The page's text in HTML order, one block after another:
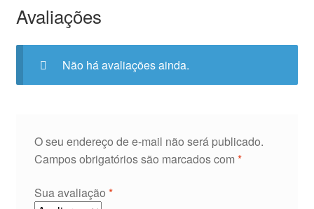
Avaliações
Não há avaliações ainda.
O seu endereço de e-mail não será publicado.
Campos obrigatórios são marcados com *
Sua avaliação *